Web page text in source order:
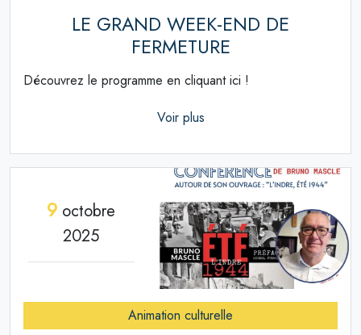
LE GRAND WEEK-END DE
FERMETURE
Découvrez le programme en cliquant ici !
Voir plus
9 octobre
2025
Animation culturelle